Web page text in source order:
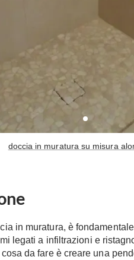
doccia in muratura su misura
in muratura, è
legati a infiltrazioni e
da fare è creare una